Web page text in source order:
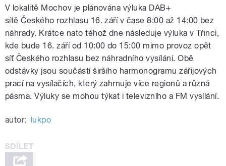
V lokalitě Mochov je plánována výluka DAB+
sítě Českého rozhlasu 16. září v čase 8:00 až 14:00 bez
náhrady. Krátce nato téhož dne následuje výluka v Třinci,
kde bude 16. září od 10:00 do 15:00 mimo provoz opět
síť Českého rozhlasu bez náhradního vysílání. Obě
odstávky jsou součástí širšího harmonogramu zářijových
prací na vysílačích, který zahrnuje více regionů a různá
pásma. Výluky se mohou týkat i televizního a FM vysílání.
autor: lukpo